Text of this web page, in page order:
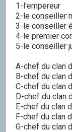
1-l'empereur
2-le conseiller
3-le conseiller
4-le premier
5-le conseiller
A-chef du clan
B-chef du clan
C-chef du clan
D-chef du clan
E-chef du clan
F-chef du clan
G-chef du clan